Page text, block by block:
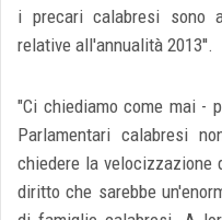
i precari calabresi sono
relative all'annualità 2013''.
"Ci chiediamo come mai -
Parlamentari calabresi
chiedere la
diritto che sarebbe